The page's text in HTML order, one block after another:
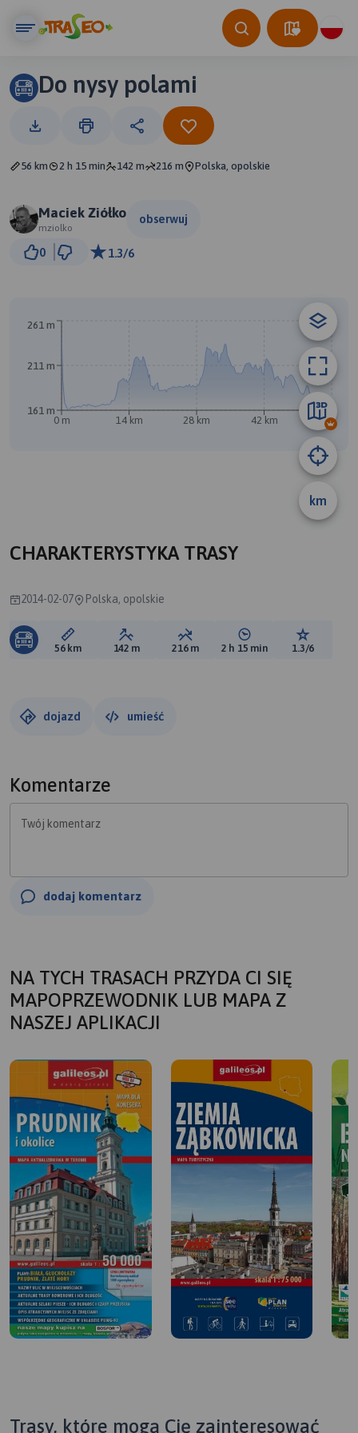
Do nysy polami
56 km 2 h 15 min 142 m 216 m Polska, opolskie
Maciek Ziółko
mziolko
obserwuj
0 1.3/6
km
0 m 14 km 28 km 42 km 56 km
161 m
211 m
261 m
CHARAKTERYSTYKA TRASY
2014-02-07 Polska, opolskie
Długość trasy:
56 km Suma przewyższeń:
142 m Suma spadków:
216 m Średni czas potrzebny
2 h 15 min Ocena
1.3/6
dojazd umieść
Komentarze
Twój komentarz
dodaj komentarz
NA TYCH TRASACH PRZYDA CI SIĘ
MAPOPRZEWODNIK LUB MAPA Z
NASZEJ APLIKACJI
Trasy, które mogą Cię zainteresować